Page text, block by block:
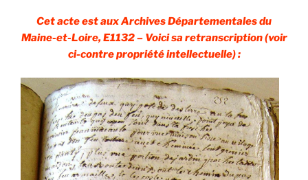
Cet acte est aux Archives Départementales du
Maine-et-Loire, E1132 – Voici sa retranscription (voir
ci-contre propriété intellectuelle) :